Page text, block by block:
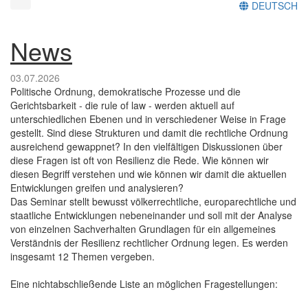
DEUTSCH
News
03.07.2026
Politische Ordnung, demokratische Prozesse und die
Gerichtsbarkeit - die rule of law - werden aktuell auf
unterschiedlichen Ebenen und in verschiedener Weise in Frage
gestellt. Sind diese Strukturen und damit die rechtliche Ordnung
ausreichend gewappnet? In den vielfältigen Diskussionen über
diese Fragen ist oft von Resilienz die Rede. Wie können wir
diesen Begriff verstehen und wie können wir damit die aktuellen
Entwicklungen greifen und analysieren?
Das Seminar stellt bewusst völkerrechtliche, europarechtliche und
staatliche Entwicklungen nebeneinander und soll mit der Analyse
von einzelnen Sachverhalten Grundlagen für ein allgemeines
Verständnis der Resilienz rechtlicher Ordnung legen. Es werden
insgesamt 12 Themen vergeben.
Eine nichtabschließende Liste an möglichen Fragestellungen: